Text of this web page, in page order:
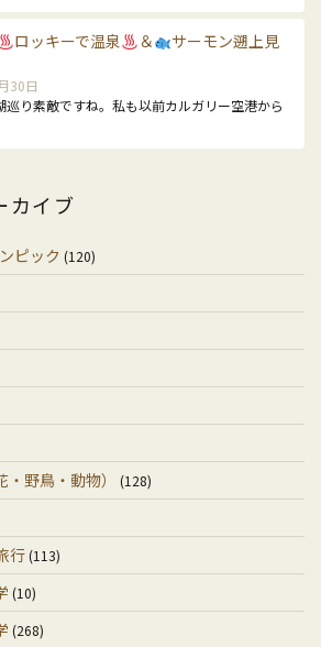
ロッキーで温泉 ＆
サーモン遡上見
30日
巡り素敵ですね。私も以前カルガリー空港から
カイブ
ピック (120)
野鳥・動物） (128)
行(113)
(10)
(268)